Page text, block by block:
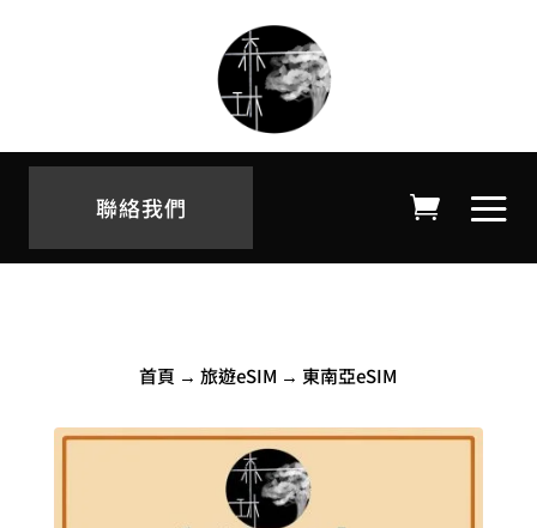
聯絡我們
首頁 →旅遊eSIM → 東南亞eSIM